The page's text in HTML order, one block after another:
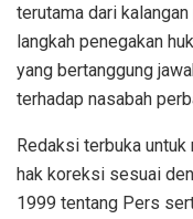
terutama dari
langkah penegakan
yang bertanggung
terhadap nasabah
Redaksi terbuka untuk
hak koreksi sesuai
1999 tentang Pers